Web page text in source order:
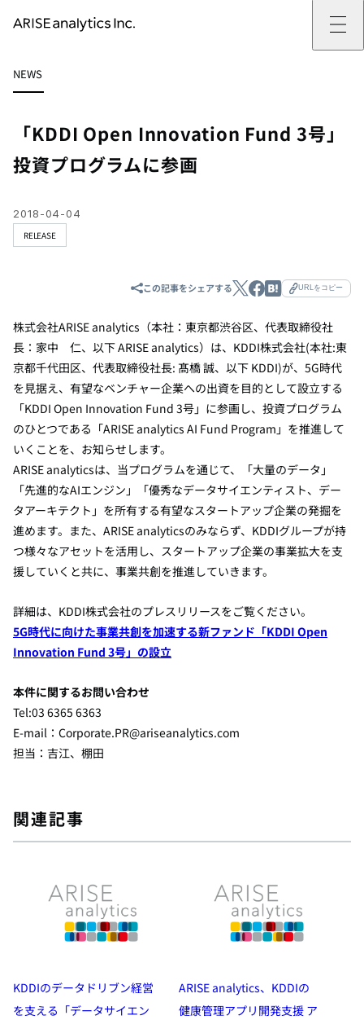
ARISE analyticsとはトップ
ミッション・バリュー
働きがいのある会社づくり
サービス
提供サービストップ
カスタマーサポート改革
ドローン・ビジネス活用
データ・AI人材育成支援
実績
データドリブン改革の推進支援
新規事業の立ち上げ支援
データ分析基盤の構築・活用支援
企業情報
企業情報トップ
会社概要
CEOメッセージ
お問い合わせ
ニュース
ニューストップ
インフォメーション
イベント
技術情報
技術情報トップ
PAPER
OTHERS
採用
新卒採用
中途採用
社員インタビュー
NEWS
「KDDI Open Innovation Fund 3号」
投資プログラムに参画
RELEASE
2018-04-04
この記事をシェアする URLをコピー
株式会社ARISE analytics（本社：東京都渋谷区、代表取締役社
長：家中 仁、以下 ARISE analytics）は、KDDI株式会社(本社:東
京都千代田区、代表取締役社長: 髙橋 誠、以下 KDDI)が、5G時代
を見据え、有望なベンチャー企業への出資を目的として設立する
「KDDI Open Innovation Fund 3号」に参画し、投資プログラム
のひとつである「ARISE analytics AI Fund Program」を推進して
いくことを、お知らせします。
ARISE analyticsは、当プログラムを通じて、「大量のデータ」
「先進的なAIエンジン」「優秀なデータサイエンティスト、デー
タアーキテクト」を所有する有望なスタートアップ企業の発掘を
進めます。また、ARISE analyticsのみならず、KDDIグループが持
つ様々なアセットを活用し、スタートアップ企業の事業拡大を支
援していくと共に、事業共創を推進していきます。
詳細は、KDDI株式会社のプレスリリースをご覧ください。
5G時代に向けた事業共創を加速する新ファンド「KDDI Open
Innovation Fund 3号」の設立
本件に関するお問い合わせ
Tel:03 6365 6363
E-mail：Corporate.PR@ariseanalytics.com
担当：吉江、棚田
関連記事
KDDIのデータドリブン経営
を支える「データサイエン
ARISE analytics、KDDIの
健康管理アプリ開発支援 ア